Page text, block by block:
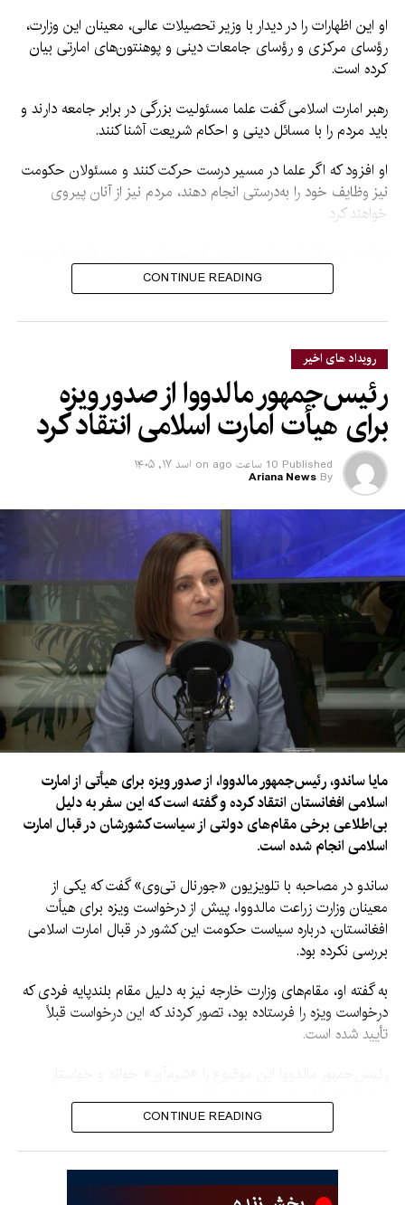
او این اظهارات را در دیدار با وزیر تحصیلات عالی، معینان این وزارت،
رؤسای مرکزی و رؤسای جامعات دینی و پوهنتون‌های امارتی بیان
کرده است.
رهبر امارت اسلامی گفت علما مسئولیت بزرگی در برابر جامعه دارند و
باید مردم را با مسائل دینی و احکام شریعت آشنا کنند.
او افزود که اگر علما در مسیر درست حرکت کنند و مسئولان حکومت
نیز وظایف خود را به‌درستی انجام دهند، مردم نیز از آنان پیروی
خواهند کرد.
آموزش و تربیت محصلان توجه جدی داشته باشند و آنان را در کنار
آموزش‌های علمی، با مسائل دینی نیز آشنا کنند.
جمله طب، انجنیری و سایر بخش‌ها، مسئولیت خواهند داشت و
مسئولان پوهنتون‌ها باید برای تربیت آنان تلاش بیشتری کنند.
CONTINUE READING
رویداد های اخیر
رئیس‌جمهور مالدووا از صدور ویزه
برای هیأت امارت اسلامی انتقاد کرد
Published 10 ساعت ago on اسد ۱۷, ۱۴۰۵
By
Ariana News
مایا ساندو، رئیس‌جمهور مالدووا، از صدور ویزه برای هیأتی از امارت
اسلامی افغانستان انتقاد کرده و گفته است که این سفر به دلیل
بی‌اطلاعی برخی مقام‌های دولتی از سیاست کشورشان در قبال امارت
اسلامی انجام شده است.
ساندو در مصاحبه با تلویزیون «جورنال تی‌وی» گفت که یکی از
معینان وزارت زراعت مالدووا، پیش از درخواست ویزه برای هیأت
افغانستان، درباره سیاست حکومت این کشور در قبال امارت اسلامی
بررسی نکرده بود.
به گفته او، مقام‌های وزارت خارجه نیز به دلیل مقام بلندپایه فردی که
درخواست ویزه را فرستاده بود، تصور کردند که این درخواست قبلاً
تأیید شده است.
برخورد انضباطی با مسئولان این تصمیم شد.
ساندو گفت: «براساس اطلاعاتی که در اختیار دارم، یکی از معینان
وزارت زراعت بررسی نکرده بود که سیاست جمهوری مالدووا در قبال
رژیم افغانستان چیست. این موضوع عجیب است.»
CONTINUE READING